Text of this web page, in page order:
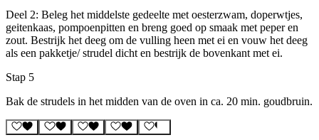
Deel 2: Beleg het middelste gedeelte met oesterzwam, doperwtjes,
geitenkaas, pompoenpitten en breng goed op smaak met peper en
zout. Bestrijk het deeg om de vulling heen met ei en vouw het deeg
als een pakketje/ strudel dicht en bestrijk de bovenkant met ei.
Stap 5
Bak de strudels in het midden van de oven in ca. 20 min. goudbruin.